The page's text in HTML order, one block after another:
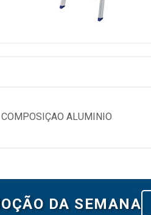
COMPOSIÇAO ALUMINIO
DA SEMANA